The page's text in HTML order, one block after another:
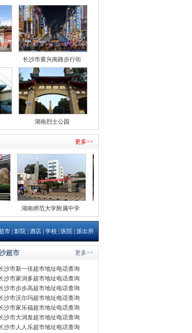
长沙市黄兴南路步行街
湖南烈士公园
更多>>
湖南师范大学附属中学
市|影院|酒店|学校|医院|派出所
更多>>
超市
沙市新一佳超市地址电话查询
沙市家润多超市地址电话查询
沙市步步高超市地址电话查询
沙市沃尔玛超市地址电话查询
沙市家乐福超市地址电话查询
沙市大润发超市地址电话查询
沙市人人乐超市地址电话查询